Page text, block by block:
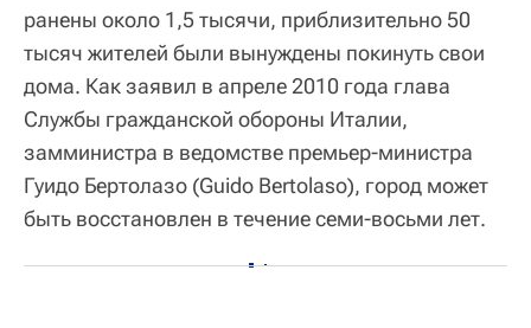
ранены около 1,5 тысячи, приблизительно 50
тысяч жителей были вынуждены покинуть свои
дома. Как заявил в апреле 2010 года глава
Службы гражданской обороны Италии,
замминистра в ведомстве премьер-министра
Гуидо Бертолазо (Guido Bertolaso), город может
быть восстановлен в течение семи-восьми лет.